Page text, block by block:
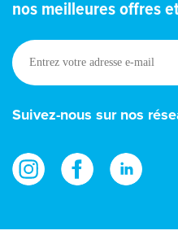
nos meilleures offres
Entrez
votre
adresse
e-
Suivez-nous sur nos